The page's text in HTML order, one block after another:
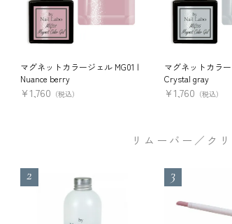
マグネットカラージェル MG01 |
Nuance berry
¥1,760 （税込）
マグネットカラ
Crystal gray
¥1,760 （税込）
リムーバー／ク